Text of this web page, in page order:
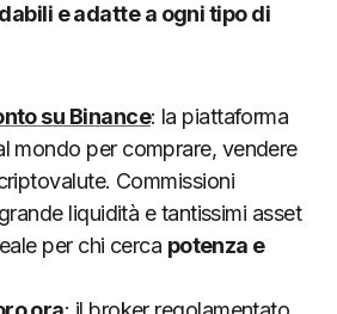
e adatte a ogni tipo di
su Binance: la piattaforma
mondo per comprare, vendere
Commissioni
liquidità e tantissimi asset
per chi cerca potenza e